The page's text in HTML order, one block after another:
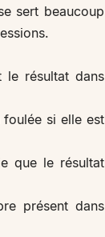
sert beaucoup
résultat dans
si elle est
que le résultat
présent dans